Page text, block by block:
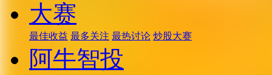
大赛
最佳收益 最多关注 最热讨论 炒股大赛
阿牛智投